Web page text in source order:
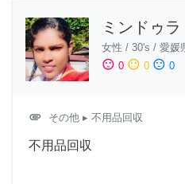
ミンドゥラ
女性 / 30's / 愛媛
sentiment_satisfied 0 sentiment_neutral 0 sentiment_dissatisfied 0
attachment その他 ▸ 不用品回収
不用品回収